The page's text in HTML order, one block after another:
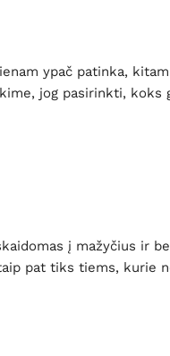
ypač patinka,
jog pasirinkti, koks
į mažyčius ir
pat tiks tiems, kurie